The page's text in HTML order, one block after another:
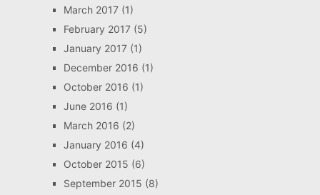
March 2017(1)
February 2017(5)
January 2017(1)
December 2016 (1)
October 2016 (1)
June 2016 (1)
March 2016 (2)
January 2016 (4)
October 2015 (6)
September 2015 (8)